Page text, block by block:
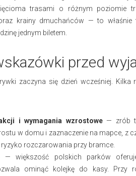
trasami o różnym poziomie
krainy dmuchańców — to
jednym biletem.
przed
zaczyna się dzień wcześniej. Kilka
i wymagania wzrostowe— zrób
w domu i zaznaczenie na mapce, z
rozczarowania przy bramce.
— większość polskich parków
ominąć kolejkę do kasy. Przy